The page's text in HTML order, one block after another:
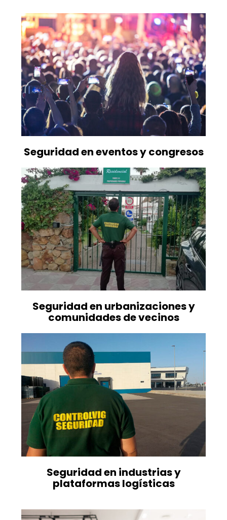
Seguridad en eventos y congresos
Seguridad en urbanizaciones y
comunidades de vecinos
Seguridad en industrias y
plataformas logísticas